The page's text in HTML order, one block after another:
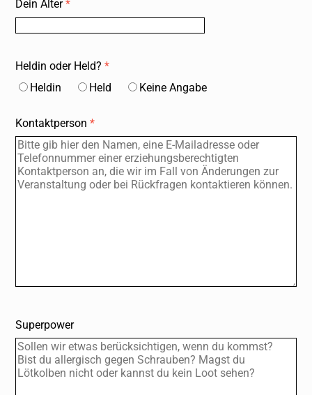
Dein Alter*
Heldin oder Held?*
Heldin
HeId Keine Angabe
Kontaktperson*
Superpower
Startseite Events, Kurse Anfahrt, Locations